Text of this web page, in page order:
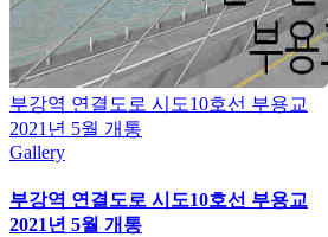
부강역 연결도로 시도10호선 부용교
2021년 5월 개통
Gallery
부강역 연결도로 시도10호선 부용교
2021년 5월 개통